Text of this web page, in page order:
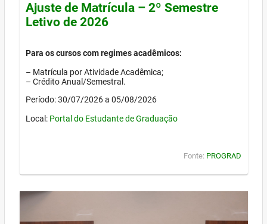
Ajuste de Matrícula – 2º Semestre
Letivo de 2026
Para os cursos com regimes acadêmicos:
– Matrícula por Atividade Acadêmica;
– Crédito Anual/Semestral.
Período: 30/07/2026 a 05/08/2026
Local: Portal do Estudante de Graduação
Fonte: PROGRAD